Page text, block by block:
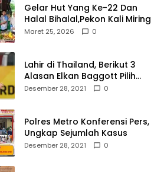
Gelar Hut Yang Ke-22 Dan
Halal Bihalal,Pekon Kali Miring
Semangat Gotong Royong
Maret 25, 2026 0
Lahir di Thailand, Berikut 3
Alasan Elkan Baggott Pilih
Timnas Indonesia
Desember 28, 2021 0
Polres Metro Konferensi Pers,
Ungkap Sejumlah Kasus
Desember 28, 2021 0